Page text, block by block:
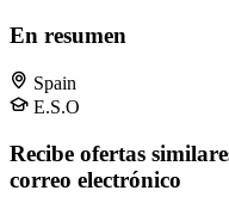
En resumen
Spain
E.S.O
Recibe ofertas
correo electrónico